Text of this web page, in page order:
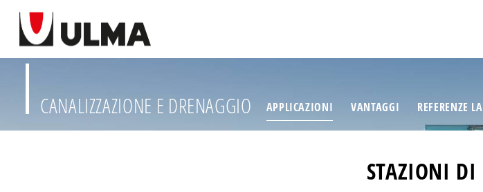
CANALIZZAZIONE E DRENAGGIO APPLICAZIONI VANTAGGI REFERENZE
STAZIONI DI